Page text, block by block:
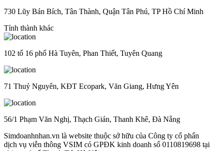
730 Lũy Bán Bích, Tân Thành, Quận Tân Phú, TP Hồ Chí Minh
Tỉnh thành khác
102 tổ 16 phố Hà Tuyên, Phan Thiết, Tuyên Quang
71 Thuỷ Nguyên, KĐT Ecopark, Văn Giang, Hưng Yên
56/1 Phạm Văn Nghị, Thạch Gián, Thanh Khê, Đà Nẵng
Simdoanhnhan.vn là website thuộc sở hữu của Công ty cổ phẩn
dịch vụ viễn thông VSIM có GPĐK kinh doanh số 0110819698 tại